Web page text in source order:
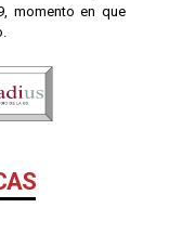
momento en que